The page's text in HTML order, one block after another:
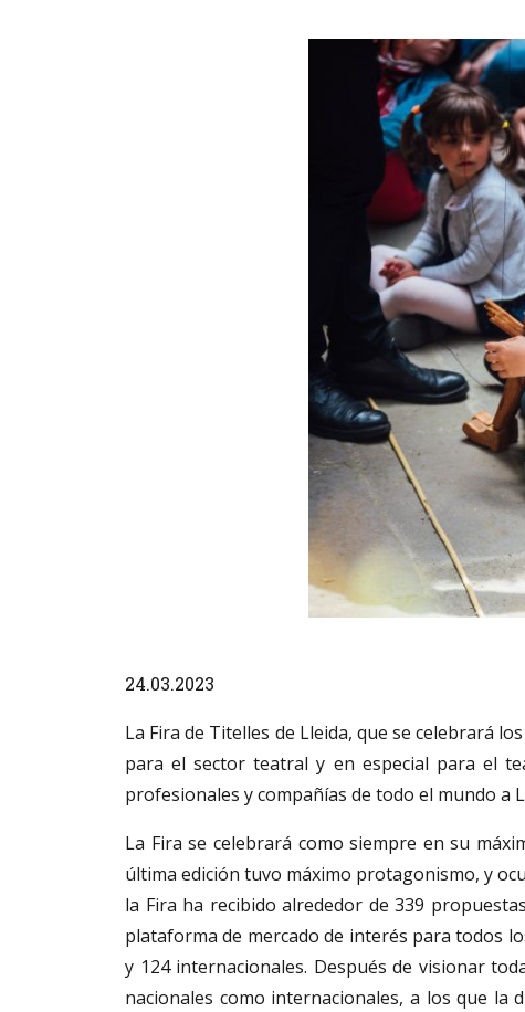
24.03.2023
La Fira de Titelles de Lleida, que se celebrará
para el sector teatral y en especial para el
profesionales y compañías de todo el mundo a
La Fira se celebrará como siempre en su
última edición tuvo máximo protagonismo, y
la Fira ha recibido alrededor de 339
plataforma de mercado de interés para todos
y 124 internacionales. Después de visionar
nacionales como internacionales, a los que la